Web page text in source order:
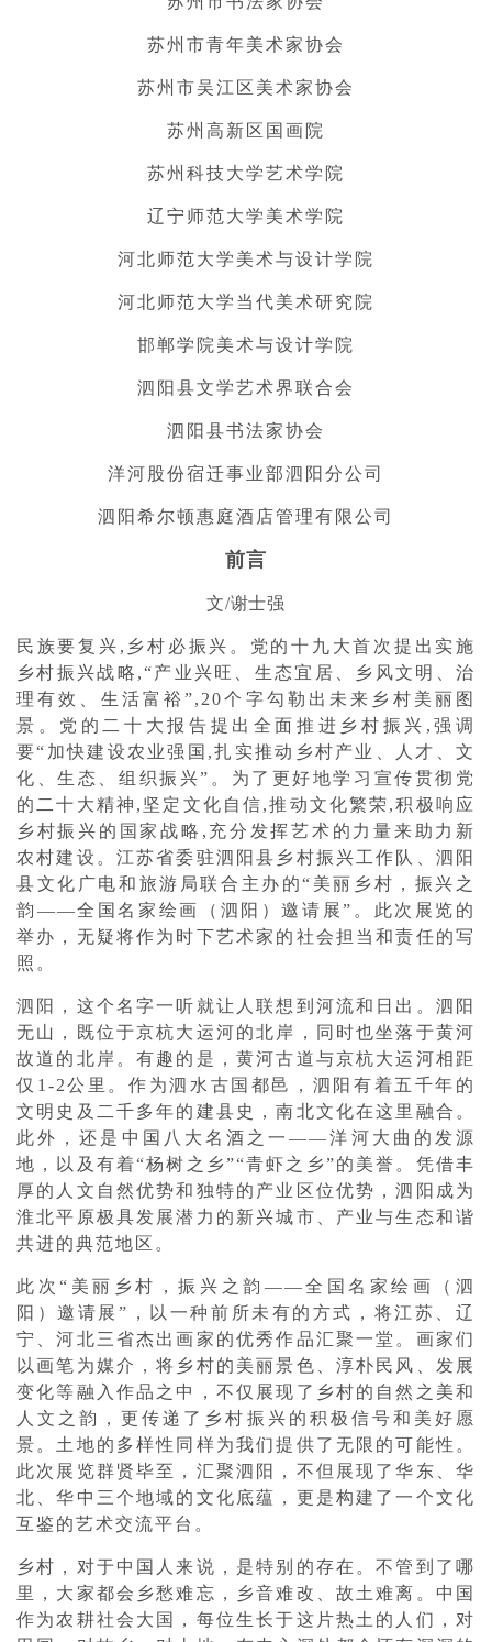
苏州市青年美术家协会
苏州市吴江区美术家协会
苏州高新区国画院
苏州科技大学艺术学院
辽宁师范大学美术学院
河北师范大学美术与设计学院
河北师范大学当代美术研究院
邯郸学院美术与设计学院
泗阳县文学艺术界联合会
泗阳县书法家协会
洋河股份宿迁事业部泗阳分公司
泗阳希尔顿惠庭酒店管理有限公司
前言
文/谢士强
民族要复兴,乡村必振兴。党的十九大首次提出实施
乡村振兴战略,“产业兴旺、生态宜居、乡风文明、治
理有效、生活富裕”,20个字勾勒出未来乡村美丽图
景。党的二十大报告提出全面推进乡村振兴,强调
要“加快建设农业强国,扎实推动乡村产业、人才、文
化、生态、组织振兴”。为了更好地学习宣传贯彻党
的二十大精神,坚定文化自信,推动文化繁荣,积极响应
乡村振兴的国家战略,充分发挥艺术的力量来助力新
农村建设。江苏省委驻泗阳县乡村振兴工作队、泗阳
县文化广电和旅游局联合主办的“美丽乡村，振兴之
韵——全国名家绘画（泗阳）邀请展”。此次展览的
举办，无疑将作为时下艺术家的社会担当和责任的写
照。
泗阳，这个名字一听就让人联想到河流和日出。泗阳
无山，既位于京杭大运河的北岸，同时也坐落于黄河
故道的北岸。有趣的是，黄河古道与京杭大运河相距
仅1-2公里。作为泗水古国都邑，泗阳有着五千年的
文明史及二千多年的建县史，南北文化在这里融合。
此外，还是中国八大名酒之一——洋河大曲的发源
地，以及有着“杨树之乡”“青虾之乡”的美誉。凭借丰
厚的人文自然优势和独特的产业区位优势，泗阳成为
淮北平原极具发展潜力的新兴城市、产业与生态和谐
共进的典范地区。
此次“美丽乡村，振兴之韵——全国名家绘画（泗
阳）邀请展”，以一种前所未有的方式，将江苏、辽
宁、河北三省杰出画家的优秀作品汇聚一堂。画家们
以画笔为媒介，将乡村的美丽景色、淳朴民风、发展
变化等融入作品之中，不仅展现了乡村的自然之美和
人文之韵，更传递了乡村振兴的积极信号和美好愿
景。土地的多样性同样为我们提供了无限的可能性。
此次展览群贤毕至，汇聚泗阳，不但展现了华东、华
北、华中三个地域的文化底蕴，更是构建了一个文化
互鉴的艺术交流平台。
乡村，对于中国人来说，是特别的存在。不管到了哪
里，大家都会乡愁难忘，乡音难改、故土难离。中国
作为农耕社会大国，每位生长于这片热土的人们，对